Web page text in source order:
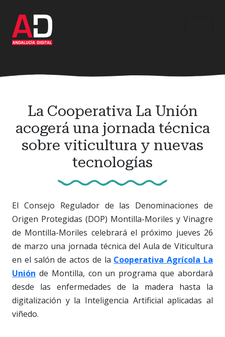
contenido
principal
La Cooperativa La Unión
acogerá una jornada técnica
sobre viticultura y nuevas
tecnologías
El Consejo Regulador de las Denominaciones de
Origen Protegidas (DOP) Montilla-Moriles y Vinagre
de Montilla-Moriles celebrará el próximo jueves 26
de marzo una jornada técnica del Aula de Viticultura
en el salón de actos de la Cooperativa Agrícola La
Unión de Montilla, con un programa que abordará
desde las enfermedades de la madera hasta la
digitalización y la Inteligencia Artificial aplicadas al
viñedo.